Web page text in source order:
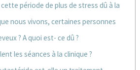
période de plus de stress dû à la
nous vivons, certaines personnes
? A quoi est- ce dû ?
les séances à la clinique ?